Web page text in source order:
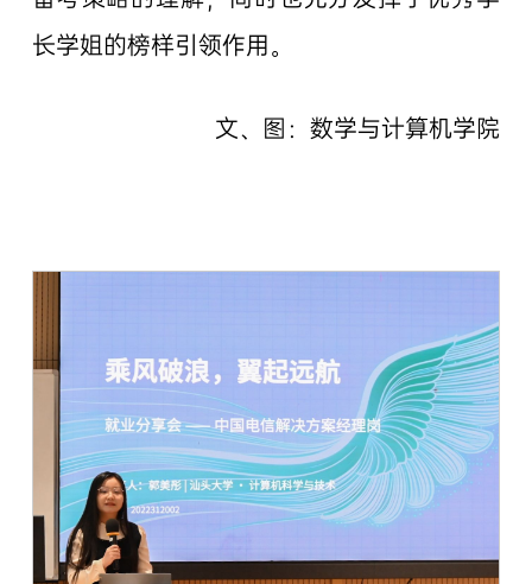
长学姐的榜样引领作用。
文、图：数学与计算机学院